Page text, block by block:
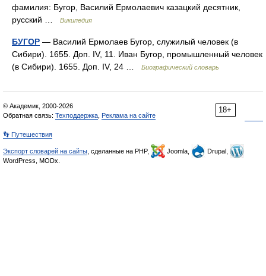
фамилия: Бугор, Василий Ермолаевич казацкий десятник,
русский …
Википедия
БУГОР — Василий Ермолаев Бугор, служилый человек (в
Сибири). 1655. Доп. IV, 11. Иван Бугор, промышленный человек
(в Сибири). 1655. Доп. IV, 24 …
Биографический словарь
18+
© Академик, 2000-2026
Обратная связь: Техподдержка Реклама на сайте
👣 Путешествия
Экспорт словарей на сайты , сделанные на PHP, Joomla,
Drupal,
WordPress, MODx.